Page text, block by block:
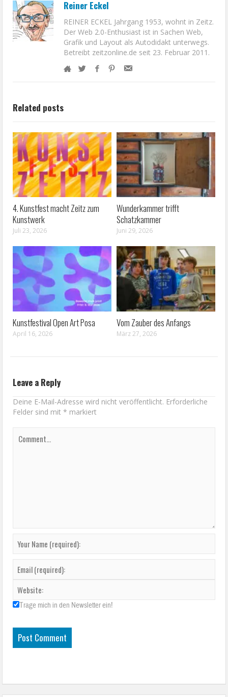
Reiner Eckel
REINER ECKEL Jahrgang 1953, wohnt in Zeitz.
Der Web 2.0-Enthusiast ist in Sachen Web,
Grafik und Layout als Autodidakt unterwegs.
Betreibt zeitzonline.de seit 23. Februar 2011.
Related posts
4. Kunstfest macht Zeitz zum
Kunstwerk
Juli 23, 2026
Wunderkammer trifft
Schatzkammer
Juni 29, 2026
Kunstfestival Open Art Posa
April 16, 2026
Vom Zauber des Anfangs
März 27, 2026
Leave a Reply
Deine E-Mail-Adresse wird nicht veröffentlicht. Erforderliche
Felder sind mit* markiert
Trage mich in den Newsletter ein!